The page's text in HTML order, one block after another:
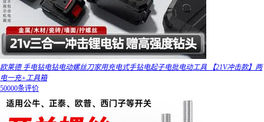
欧莱德 手电钻电钻电动螺丝刀家用充电式手钻电起子电批电动工具 【21V冲击款】两
电一充+工具箱
50000条评价